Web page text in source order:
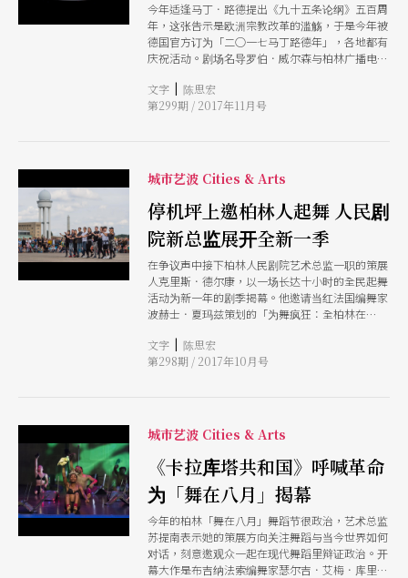
今年适逢马丁．路德提出《九十五条论纲》五百周
年，这张告示是欧洲宗教改革的滥觞，于是今年被
德国官方订为「二○一七马丁路德年」，各地都有
庆祝活动。剧场名导罗伯．威尔森与柏林广播电台
共舞》，结合合唱与戏剧，以威尔森著名的黑暗美
学，讴歌马丁．路德，也逼观众省思路德的反犹面
文字 | 陈思宏
第299期 / 2017年11月号
城市艺波 Cities & Arts
停机坪上邀柏林人起舞 人民剧
院新总监展开全新一季
在争议声中接下柏林人民剧院艺术总监一职的策展
人克里斯．德尔康，以一场长达十小时的全民起舞
活动为新一年的剧季揭幕。他邀请当红法国编舞家
波赫士．夏玛兹策划的「为舞疯狂：全柏林在
机场起舞，一反之前人民剧院的菁英色彩，拥抱大
众。
文字 | 陈思宏
第298期 / 2017年10月号
城市艺波 Cities & Arts
《卡拉库塔共和国》呼喊革命
为「舞在八月」揭幕
今年的柏林「舞在八月」舞蹈节很政治，艺术总监
苏提南表示她的策展方向关注舞蹈与当今世界如何
对话，刻意邀观众一起在现代舞蹈里辩证政治。开
幕大作是布吉纳法索编舞家瑟尔吉．艾梅．库里巴